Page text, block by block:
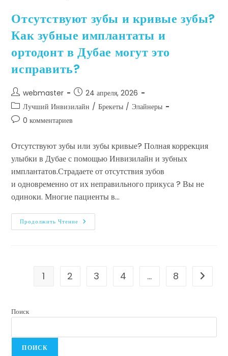
Отсутствуют зубы и кривые зубы?
Как зубные имплантаты и
ортодонт в Дубае могут это
исправить?
webmaster
24 апреля, 2026
Лучший Инвизилайн / Брекеты / Элайнеры
0 комментариев
Отсутствуют зубы или зубы кривые? Полная коррекция
улыбки в Дубае с помощью Инвизилайн и зубных
имплантатов.Страдаете от отсутствия зубов
и одновременно от их неправильного прикуса ? Вы не
одиноки. Многие пациенты в…
Продолжить Чтение
1 2 3 4 … 8
Поиск
ПОИСК